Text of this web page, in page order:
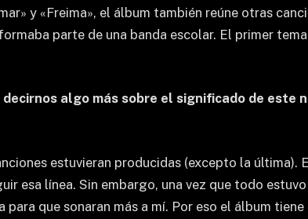
y «Freima», el álbum también reúne otras
parte de una banda escolar. El primer
algo más sobre el significado de este
estuvieran producidas (excepto la última).
esa línea. Sin embargo, una vez que todo
que sonaran más a mí. Por eso el álbum